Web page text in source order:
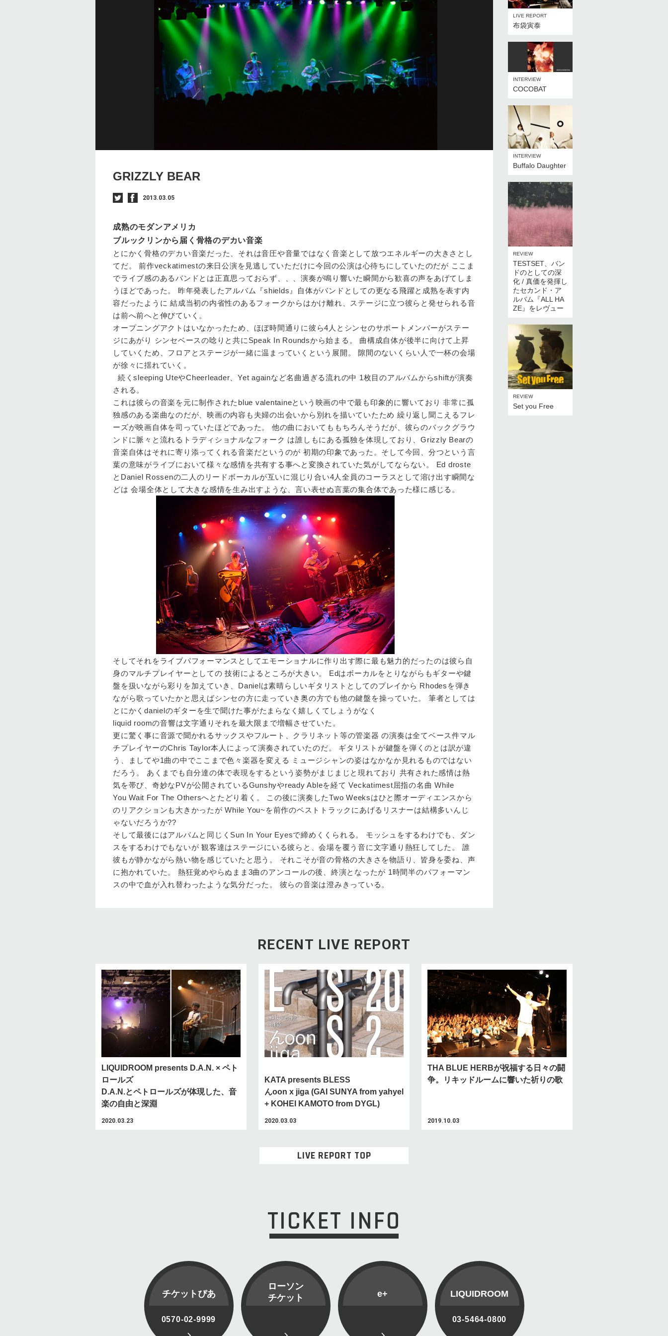
GRIZZLY BEAR
2013.03.05
成熟のモダンアメリカ
ブルックリンから届く骨格のデカい音楽
とにかく骨格のデカい音楽だった、それは音圧や音量ではなく音楽として放つエネルギーの大きさとし
てだ。 前作veckatimestの来日公演を見逃していただけに今回の公演は心待ちにしていたのだが ここま
でライブ感のあるバンドとは正直思っておらず、、、演奏が鳴り響いた瞬間から歓喜の声をあげてしま
うほどであった。 昨年発表したアルバム『shields』自体がバンドとしての更なる飛躍と成熟を表す内
容だったように 結成当初の内省性のあるフォークからはかけ離れ、ステージに立つ彼らと発せられる音
は前へ前へと伸びていく。
オープニングアクトはいなかったため、ほぼ時間通りに彼ら4人とシンセのサポートメンバーがステー
ジにあがり シンセベースの唸りと共にSpeak In Roundsから始まる。 曲構成自体が後半に向けて上昇
していくため、フロアとステージが一緒に温まっていくという展開。 隙間のないくらい人で一杯の会場
が徐々に揺れていく。
続くsleeping UteやCheerleader、Yet againなど名曲過ぎる流れの中 1枚目のアルバムからshiftが演奏
される。
これは彼らの音楽を元に制作されたblue valentaineという映画の中で最も印象的に響いており 非常に孤
独感のある楽曲なのだが、映画の内容も夫婦の出会いから別れを描いていたため 繰り返し聞こえるフレ
ーズが映画自体を司っていたほどであった。 他の曲においてももちろんそうだが、彼らのバックグラウ
ンドに脈々と流れるトラディショナルなフォーク は誰しもにある孤独を体現しており、Grizzly Bearの
音楽自体はそれに寄り添ってくれる音楽だというのが 初期の印象であった。そして今回、分つという言
葉の意味がライブにおいて様々な感情を共有する事へと変換されていた気がしてならない。 Ed droste
とDaniel Rossenの二人のリードボーカルが互いに混じり合い4人全員のコーラスとして溶け出す瞬間な
どは 会場全体として大きな感情を生み出すような、言い表せぬ言葉の集合体であった様に感じる。
そしてそれをライブパフォーマンスとしてエモーショナルに作り出す際に最も魅力的だったのは彼ら自
身のマルチプレイヤーとしての 技術によるところが大きい。 Edはボーカルをとりながらもギターや鍵
盤を扱いながら彩りを加えていき、Danielは素晴らしいギタリストとしてのプレイから Rhodesを弾き
ながら歌っていたかと思えばシンセの方に走っていき奥の方でも他の鍵盤を操っていた。 筆者としては
とにかくdanielのギターを生で聞けた事がたまらなく嬉しくてしょうがなく
liquid roomの音響は文字通りそれを最大限まで増幅させていた。
更に驚く事に音源で聞かれるサックスやフルート、クラリネット等の管楽器 の演奏は全てベース件マル
チプレイヤーのChris Taylor本人によって演奏されていたのだ。 ギタリストが鍵盤を弾くのとは訳が違
う、ましてや1曲の中でここまで色々楽器を変える ミュージシャンの姿はなかなか見れるものではない
だろう。 あくまでも自分達の体で表現をするという姿勢がまじまじと現れており 共有された感情は熱
気を帯び、奇妙なPVが公開されているGunshyやready Ableを経て Veckatimest屈指の名曲 While
You Wait For The Othersへとたどり着く。 この後に演奏したTwo Weeksはひと際オーディエンスから
のリアクションも大きかったが While You~を前作のベストトラックにあげるリスナーは結構多いんじ
ゃないだろうか??
そして最後にはアルバムと同じくSun In Your Eyesで締めくくられる。 モッシュをするわけでも、ダン
スをするわけでもないが 観客達はステージにいる彼らと、会場を覆う音に文字通り熱狂してした。 誰
彼もが静かながら熱い物を感じていたと思う。 それこそが音の骨格の大きさを物語り、皆身を委ね、声
に抱かれていた。 熱狂覚めやらぬまま3曲のアンコールの後、終演となったが 1時間半のパフォーマン
スの中で血が入れ替わったような気分だった。 彼らの音楽は澄みきっている。
LIVE REPORT
布袋寅泰
INTERVIEW
COCOBAT
INTERVIEW
Buffalo Daughter
REVIEW
TESTSET、バン
ドのとしての深
化 / 真価を発揮し
たセカンド・ア
ルバム『ALL HA
ZE』をレヴュー
REVIEW
Set you Free
RECENT LIVE REPORT
LIQUIDROOM presents D.A.N. × ペト
ロールズ
D.A.N.とペトロールズが体現した、音
楽の自由と深淵
2020.03.23
KATA presents BLESS
んoon x jiga (GAI SUNYA from yahyel
+ KOHEI KAMOTO from DYGL)
2020.03.03
THA BLUE HERBが祝福する日々の闘
争。リキッドルームに響いた祈りの歌
2019.10.03
LIVE REPORT TOP
TICKET INFO
チケットぴあ
0570-02-9999
ローソン
チケット
e+ LIQUIDROOM
03-5464-0800